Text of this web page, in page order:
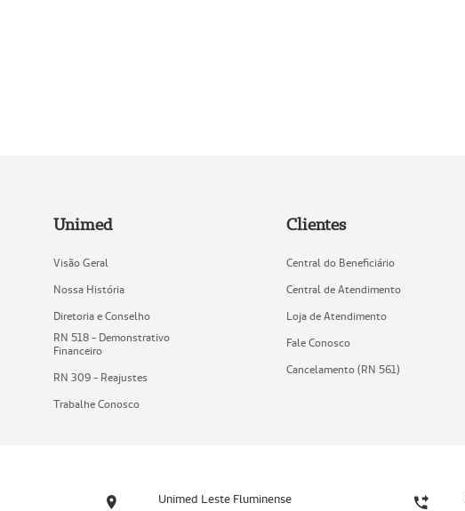
Unimed
Visão Geral
Nossa História
Diretoria e Conselho
RN 518 - Demonstrativo
Financeiro
RN 309 - Reajustes
Trabalhe Conosco
Clientes
Central do Beneficiário
Central de Atendimento
Loja de Atendimento
Fale Conosco
Cancelamento (RN 561)
Unimed Leste Fluminense